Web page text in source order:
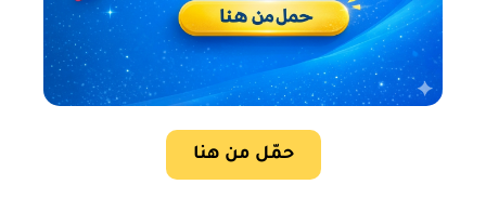
حمّل من هنا